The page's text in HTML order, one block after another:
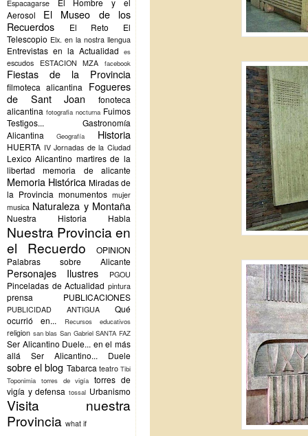
Espacagarse
Aerosol
El Museo de los
Recuerdos
El Reto
El
Telescopio Elx. en la nostra llengua
Entrevistas en la Actualidad es
escudos ESTACION MZA facebook
Fiestas de la Provincia
filmoteca alicantina
Fogueres
de Sant Joan
fonoteca
alicantina fotografia nocturna Fuimos
Testigos...
Gastronomía
Alicantina
Geografía Historia
HUERTA IV Jornadas de la Ciudad
Lexico Alicantino martires de la
libertad
memoria de alicante
Memoria Histórica Miradas de
la Provincia monumentos mujer
musica Naturaleza y Montaña
Nuestra Historia Habla
Nuestra Provincia en
el Recuerdo
OPINION
Palabras sobre Alicante
Personajes Ilustres PGOU
Pinceladas de Actualidad pintura
prensa PUBLICACIONES
PUBLICIDAD ANTIGUA
Qué
ocurrió en...
Recursos educativos
religion san blas San Gabriel SANTA FAZ
Ser Alicantino Duele... en el más
allá
Ser Alicantino... Duele
sobre el blog Tabarca teatro Tibi
Toponimia torres de vigía torres de
vigía y defensa tossal Urbanismo
Visita nuestra
Provincia what if